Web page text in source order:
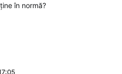
în normă?